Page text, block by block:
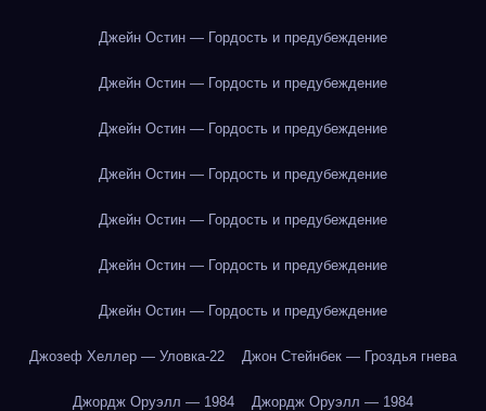
Джейн Остин — Гордость и предубеждение
Джейн Остин — Гордость и предубеждение
Джейн Остин — Гордость и предубеждение
Джейн Остин — Гордость и предубеждение
Джейн Остин — Гордость и предубеждение
Джейн Остин — Гордость и предубеждение
Джейн Остин — Гордость и предубеждение
Джозеф Хеллер — Уловка-22 Джон Стейнбек — Гроздья гнева
Джордж Оруэлл — 1984 Джордж Оруэлл — 1984